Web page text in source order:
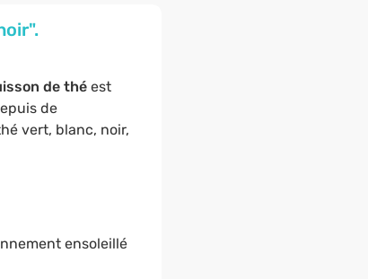
de thé est
de
vert, blanc, noir,
ensoleillé